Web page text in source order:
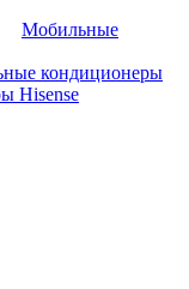
Мобильные
кондиционеры
Hisense